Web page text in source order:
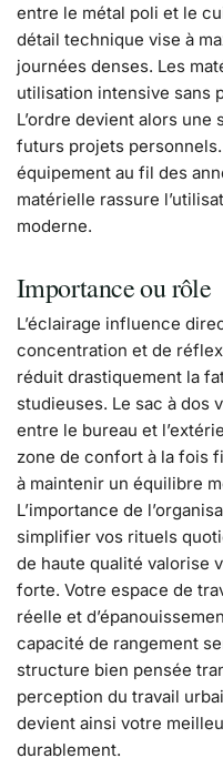
entre le métal poli et le
détail technique vise à
journées denses. Les
utilisation intensive sans
L’ordre devient alors
futurs projets
équipement au fil des
matérielle rassure
moderne.
Importance ou rôle
L’éclairage influence
concentration et de
réduit drastiquement la
studieuses. Le sac à dos
entre le bureau et
zone de confort à la fois
à maintenir un équilibre
L’importance de
simplifier vos rituels
de haute qualité valorise
forte. Votre espace de
réelle et
capacité de rangement
structure bien pensée
perception du travail
devient ainsi votre
durablement.